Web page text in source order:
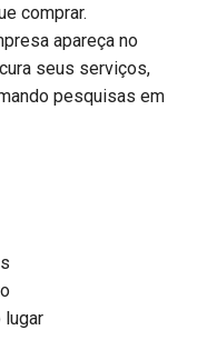
comprar.
apareça no
seus serviços,
pesquisas em
lugar